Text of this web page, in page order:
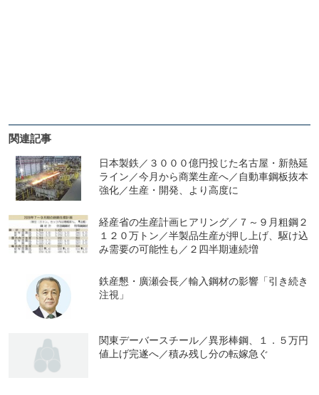
関連記事
日本製鉄／３０００億円投じた名古屋・新熱延
ライン／今月から商業生産へ／自動車鋼板抜本
強化／生産・開発、より高度に
経産省の生産計画ヒアリング／７～９月粗鋼２
１２０万トン／半製品生産が押し上げ、駆け込
み需要の可能性も／２四半期連続増
鉄産懇・廣瀬会長／輸入鋼材の影響「引き続き
注視」
関東デーバースチール／異形棒鋼、１．５万円
値上げ完遂へ／積み残し分の転嫁急ぐ